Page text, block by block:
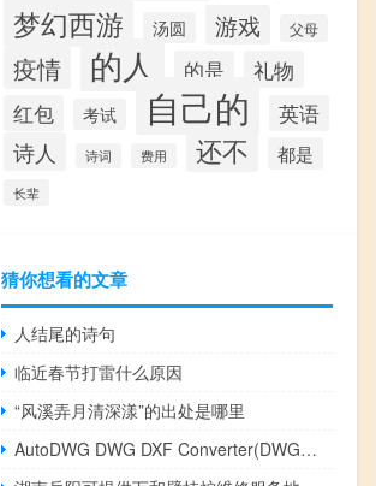
梦幻西游 汤圆 游戏 父母
疫情 的人 的是 礼物
红包 考试 自己的 英语
诗人 诗词 费用 还不 都是
长辈
猜你想看的文章
人结尾的诗句
临近春节打雷什么原因
“风溪弄月清深漾”的出处是哪里
AutoDWG DWG DXF Converter(DWG转DXF转换器) V2018 官方版（AutoDWG DWG DXF Converter(DWG转DXF转换器) V2018 官方版功能简介）